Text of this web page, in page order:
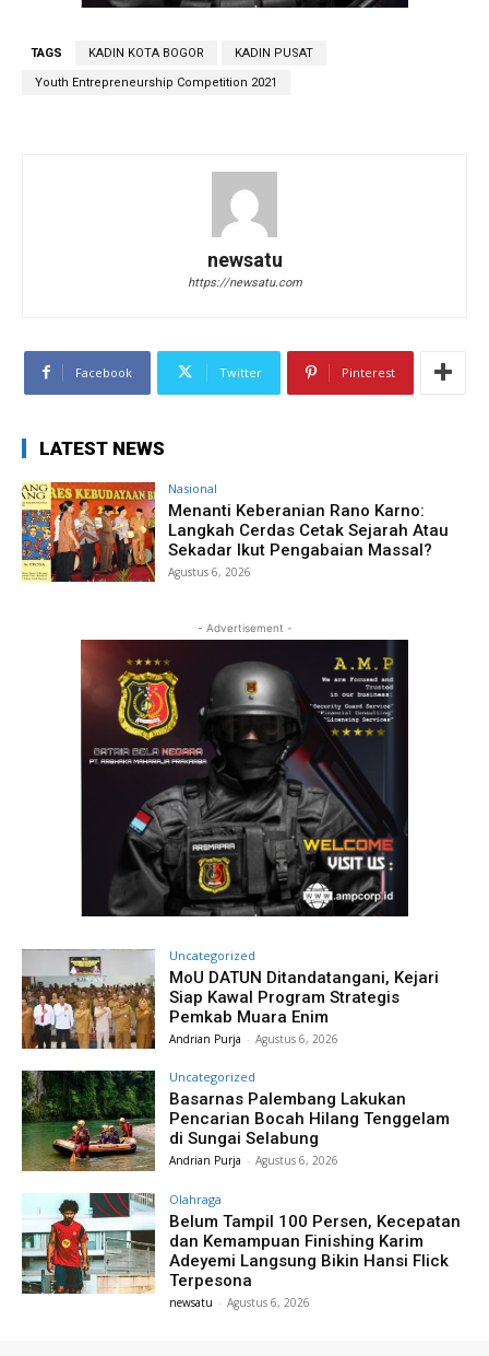
TAGS KADIN KOTA BOGOR KADIN PUSAT
Youth Entrepreneurship Competition 2021
newsatu
https://newsatu.com
Facebook Twitter Pinterest
LATEST NEWS
Nasional
Menanti Keberanian Rano Karno:
Langkah Cerdas Cetak Sejarah Atau
Sekadar Ikut Pengabaian Massal?
Agustus 6, 2026
- Advertisement -
Uncategorized
MoU DATUN Ditandatangani, Kejari
Siap Kawal Program Strategis
Pemkab Muara Enim
Andrian Purja - Agustus 6, 2026
Uncategorized
Basarnas Palembang Lakukan
Pencarian Bocah Hilang Tenggelam
di Sungai Selabung
Andrian Purja - Agustus 6, 2026
Olahraga
Belum Tampil 100 Persen, Kecepatan
dan Kemampuan Finishing Karim
Adeyemi Langsung Bikin Hansi Flick
Terpesona
newsatu - Agustus 6, 2026